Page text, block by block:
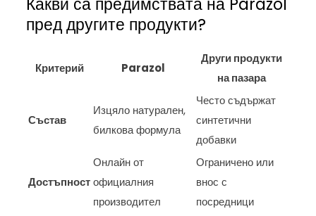
пред другите продукти?
Критерий Parazol
Други продукти
на пазара
Състав
Изцяло натурален,
билкова формула
Често съдържат
синтетични
добавки
Достъпност
Онлайн от
официалния
производител
Ограничено или
внос с
посредници